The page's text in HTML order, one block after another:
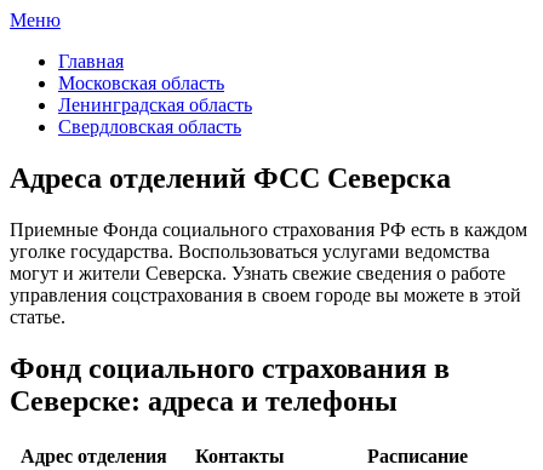
Меню
Главная
Московская область
Ленинградская область
Свердловская область
Адреса отделений ФСС Северска
Приемные Фонда социального страхования РФ есть в каждом
уголке государства. Воспользоваться услугами ведомства
могут и жители Северска. Узнать свежие сведения о работе
управления соцстрахования в своем городе вы можете в этой
статье.
Фонд социального страхования в
Северске: адреса и телефоны
Адрес отделения Контакты Расписание